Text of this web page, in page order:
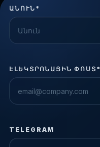
ԱՆՈՒՆ*
ԷԼԵԿՏՐՈՆԱՅԻՆ ՓՈՍՏ*
TELEGRAM